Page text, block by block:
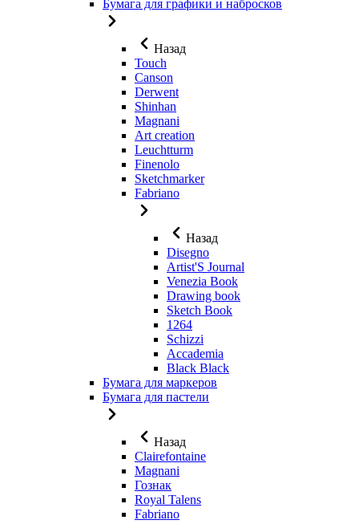
Бумага для графики и набросков
Назад
Touch
Canson
Derwent
Shinhan
Magnani
Art creation
Leuchtturm
Finenolo
Sketchmarker
Fabriano
Назад
Disegno
Artist'S Journal
Venezia Book
Drawing book
Sketch Book
1264
Schizzi
Accademia
Black Black
Бумага для маркеров
Бумага для пастели
Назад
Clairefontaine
Magnani
Гознак
Royal Talens
Fabriano